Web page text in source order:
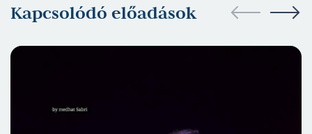
Kapcsolódó előadások